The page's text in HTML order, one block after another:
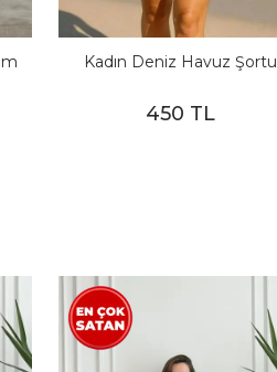
Kadın Deniz Havuz Şortu
450 TL